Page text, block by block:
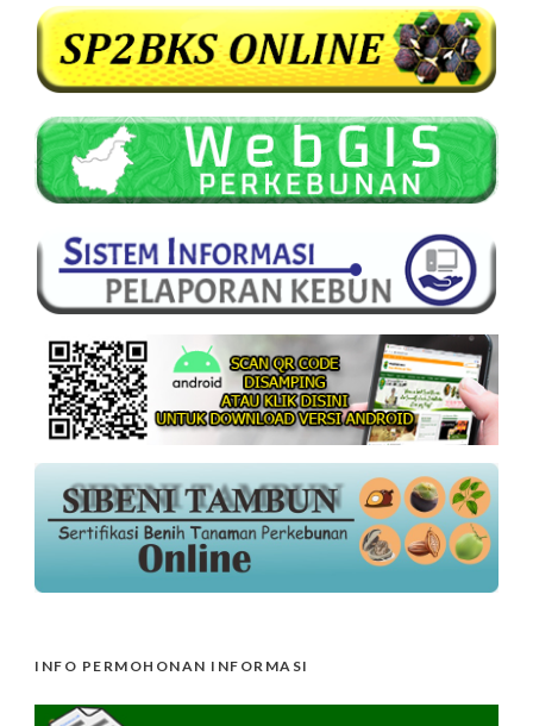
INFO PERMOHONAN INFORMASI